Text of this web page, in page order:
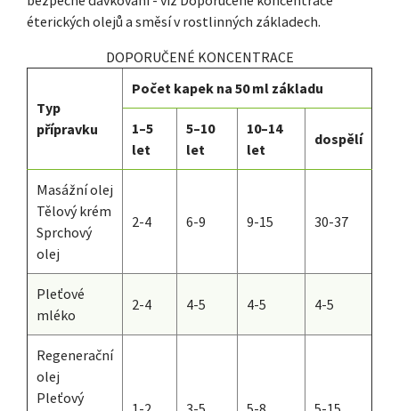
éterických olejů a směsí v rostlinných základech.
DOPORUČENÉ KONCENTRACE
Typ
přípravku
Počet kapek na 50 ml základu
1–5
let
5–10
let
10–14
let
dospělí
Masážní olej
Tělový krém
Sprchový
olej
2-4 6-9 9-15 30-37
Pleťové
mléko
2-4 4-5 4-5 4-5
Regenerační
olej
Pleťový